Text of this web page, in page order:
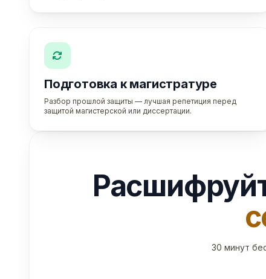
Подготовка к магистратуре
Разбор прошлой защиты — лучшая репетиция перед
защитой магистерской или диссертации.
30 минут